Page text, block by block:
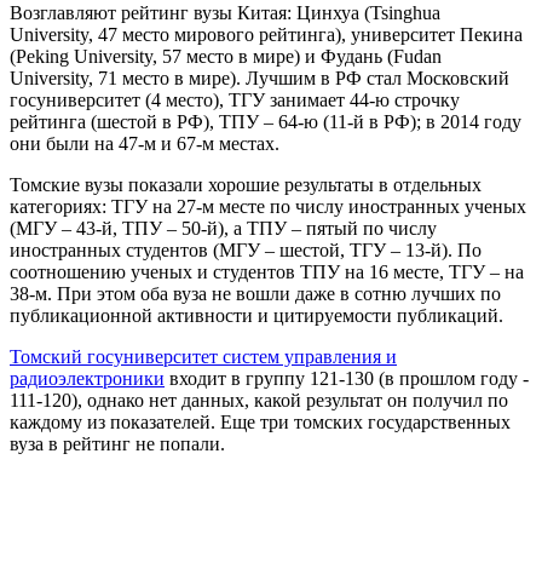
Возглавляют рейтинг вузы Китая: Цинхуа (Tsinghua
University, 47 место мирового рейтинга), университет Пекина
(Peking University, 57 место в мире) и Фудань (Fudan
University, 71 место в мире). Лучшим в РФ стал Московский
госуниверситет (4 место), ТГУ занимает 44-ю строчку
рейтинга (шестой в РФ), ТПУ – 64-ю (11-й в РФ); в 2014 году
они были на 47-м и 67-м местах.
Томские вузы показали хорошие результаты в отдельных
категориях: ТГУ на 27-м месте по числу иностранных ученых
(МГУ – 43-й, ТПУ – 50-й), а ТПУ – пятый по числу
иностранных студентов (МГУ – шестой, ТГУ – 13-й). По
соотношению ученых и студентов ТПУ на 16 месте, ТГУ – на
38-м. При этом оба вуза не вошли даже в сотню лучших по
публикационной активности и цитируемости публикаций.
Томский госуниверситет систем управления и
радиоэлектроники входит в группу 121-130 (в прошлом году -
111-120), однако нет данных, какой результат он получил по
каждому из показателей. Еще три томских государственных
вуза в рейтинг не попали.